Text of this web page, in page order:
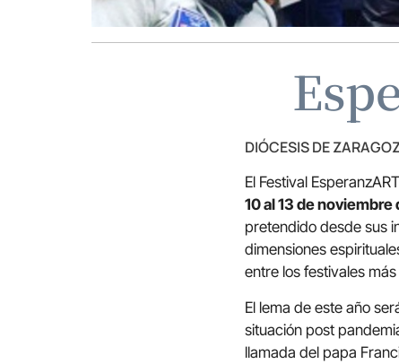
DIÓCESIS DE
El Festival
10 al 13 de noviembre
pretendido desde sus
dimensiones
entre los festivales
El lema de este año
situación post
llamada del papa